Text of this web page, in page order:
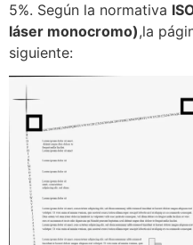
5%. Según la normativa
láser monocromo),la
siguiente: